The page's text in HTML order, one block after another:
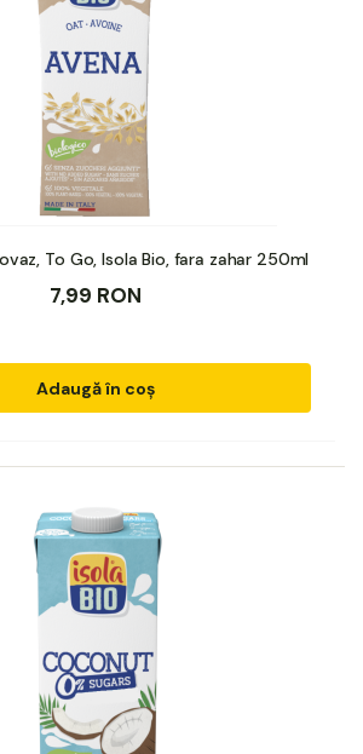
To Go, Isola Bio, fara zahar 250ml
7,99 RON
Adaugă în coș